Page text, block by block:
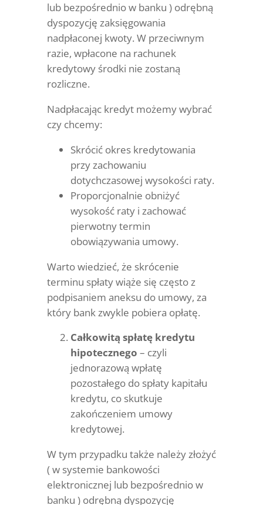
lub bezpośrednio w banku ) odrębną
dyspozycję zaksięgowania
nadpłaconej kwoty. W przeciwnym
razie, wpłacone na rachunek
kredytowy środki nie zostaną
rozliczne.
Nadpłacając kredyt możemy wybrać
czy chcemy:
Skrócić okres kredytowania
przy zachowaniu
dotychczasowej wysokości raty.
Proporcjonalnie obniżyć
wysokość raty i zachować
pierwotny termin
obowiązywania umowy.
Warto wiedzieć, że skrócenie
terminu spłaty wiąże się często z
podpisaniem aneksu do umowy, za
który bank zwykle pobiera opłatę.
Całkowitą spłatę kredytu
hipotecznego – czyli
jednorazową wpłatę
pozostałego do spłaty kapitału
kredytu, co skutkuje
zakończeniem umowy
kredytowej.
W tym przypadku także należy złożyć
( w systemie bankowości
elektronicznej lub bezpośrednio w
banku ) odrębną dyspozycję